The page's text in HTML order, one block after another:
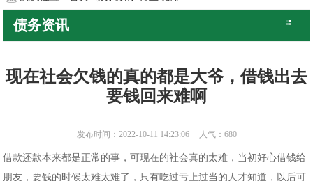
债务资讯
现在社会欠钱的真的都是大爷，借钱出去
要钱回来难啊
发布时间：2022-10-11 14:23:06 人气： 680
借款还款本来都是正常的事，可现在的社会真的太难，当初好心借钱给
朋友，要钱的时候太难太难了，只有吃过亏上过当的人才知道，以后可